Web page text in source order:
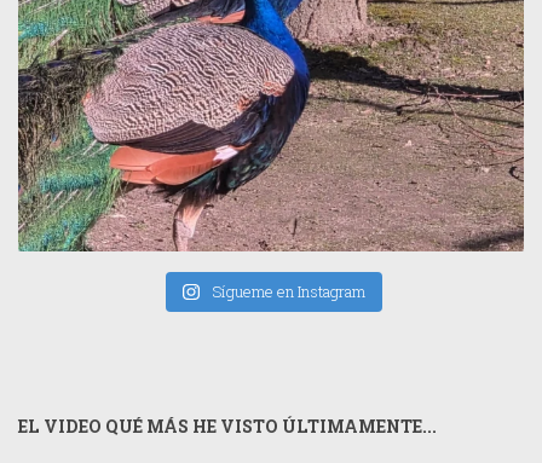
Sígueme en Instagram
EL VIDEO QUÉ MÁS HE VISTO ÚLTIMAMENTE...